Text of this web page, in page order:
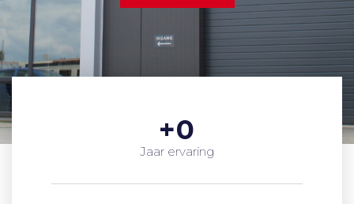
Jaar ervaring
+0